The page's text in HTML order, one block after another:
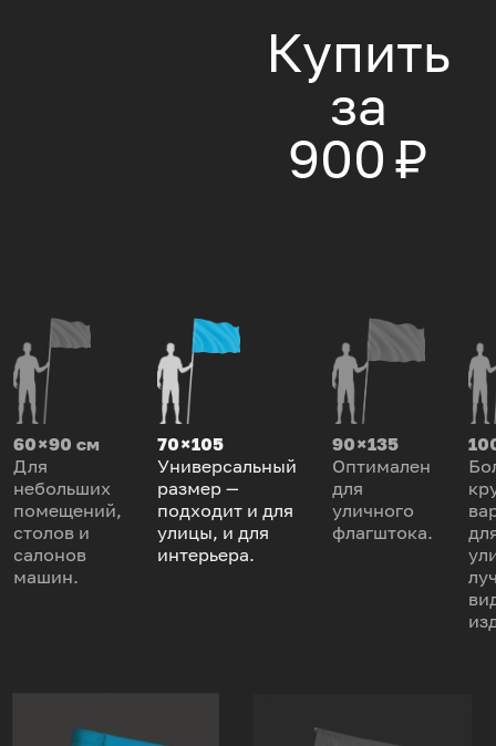
Купить
за
900 ₽
60 × 90 см
Для
небольших
помещений,
столов и
салонов
машин.
70 × 105
Универсальный
размер —
подходит и для
улицы, и для
интерьера.
90 × 135
Оптимален
для
уличного
флагштока.